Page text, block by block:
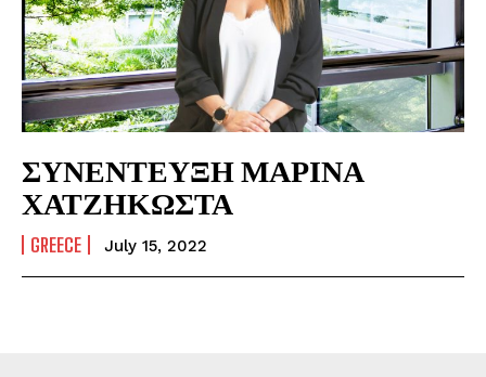
ΣΥΝΕΝΤΕΥΞΗ ΜΑΡΙΝΑ
ΧΑΤΖΗΚΩΣΤΑ
GREECE July 15, 2022